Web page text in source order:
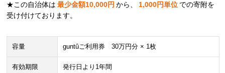
★この自治体は 最少金額10,000円 から、 1,000円単位 での寄附を
受け付けております。
容量 guntûご利用券 30万円分 × 1枚
有効期限 発行日より1年間